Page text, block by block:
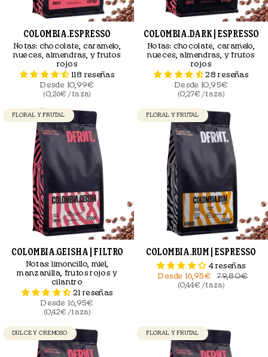
COLOMBIA.ESPRESSO
Notas: chocolate, caramelo,
nueces, almendras, y frutos
rojos
118 reseñas
Desde 10,99€
(0,26€ / taza)
COLOMBIA.DARK | ESPRESSO
Notas: chocolate, caramelo,
nueces, almendras, y frutos
rojos
28 reseñas
Desde 10,95€
(0,27€ / taza)
FLORAL Y FRUTAL
COLOMBIA.GEISHA | FILTRO
Notas: limoncillo, miel,
manzanilla, frutos rojos y
cilantro
21 reseñas
Desde 16,95€
(0,42€ / taza)
FLORAL Y FRUTAL
COLOMBIA.RUM | ESPRESSO
4 reseñas
Desde 16,95€ 79,80€
(0,44€ / taza)
DULCE Y CREMOSO FLORAL Y FRUTAL